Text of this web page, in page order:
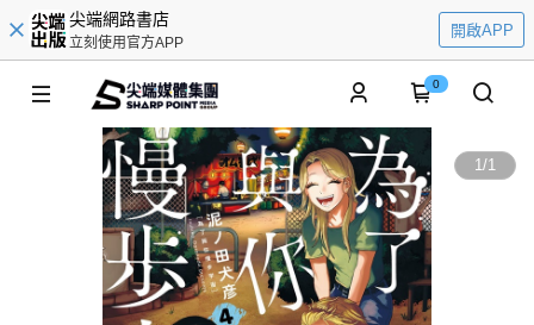
尖端網路書店
立刻使用官方APP
開啟APP
0
1/1